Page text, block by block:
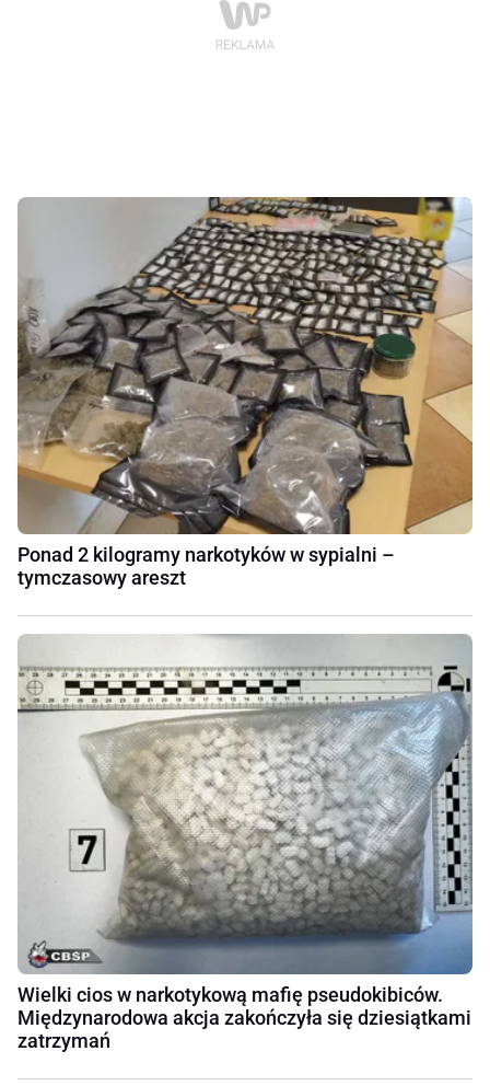
Ponad 2 kilogramy narkotyków w sypialni –
tymczasowy areszt
Wielki cios w narkotykową mafię pseudokibiców.
Międzynarodowa akcja zakończyła się dziesiątkami
zatrzymań